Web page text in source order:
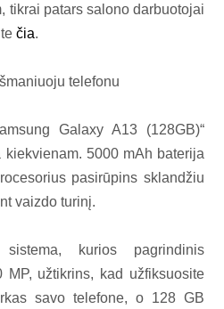
tikrai patars salono darbuotojai
čia.
telefonu
Galaxy A13 (128GB)“
5000 mAh baterija
pasirūpins sklandžiu
vaizdo turinį.
kurios pagrindinis
užtikrins, kad užfiksuosite
savo telefone, o 128 GB